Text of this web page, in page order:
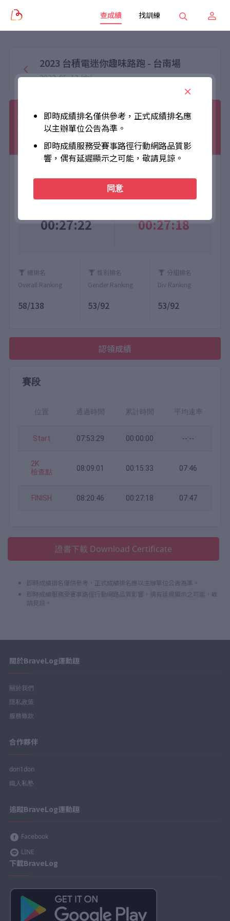
查成績 找訓練
2023 台積電迷你趣味路跑 - 台南場
2023-05-13 (六)
黃浚峰
男子組 男
00:27:22 00:27:18
總排名
Overall Ranking
58/138
性別排名
Gender Ranking
53/92
分組排名
Div Ranking
53/92
認領成績
賽段
位置 通過時間 累計時間 平均速率
Start 07:53:29 00:00:00 --:--
2K
檢查點
08:09:01 00:15:33 07:46
FINISH 08:20:46 00:27:18 07:47
證書下載 Download Certificate
即時成績排名僅供參考，正式成績排名應以主辦單位公告為準。
即時成績服務受賽事路徑行動網路品質影響，偶有延遲顯示之可能，敬
請見諒。
即時成績排名僅供參考，正式成績排名應
以主辦單位公告為準。
即時成績服務受賽事路徑行動網路品質影
響，偶有延遲顯示之可能，敬請見諒。
同意
關於BraveLog運動趣
關於我們
隱私政策
服務條款
合作夥伴
don1don
鐵人私塾
追蹤BraveLog運動趣
Facebook
LINE
下載BraveLog